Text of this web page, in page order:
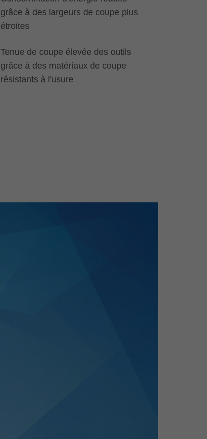
grâce à des largeurs de coupe plus
étroites
Tenue de coupe élevée des outils
grâce à des matériaux de coupe
résistants à l'usure